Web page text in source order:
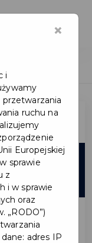
06
×
i
przetwarzania
ruchu na
Europejskiej
sprawie
z
i w sprawie
oraz
„RODO”)
adres IP